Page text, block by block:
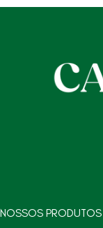
NOSSOS PRODUTOS